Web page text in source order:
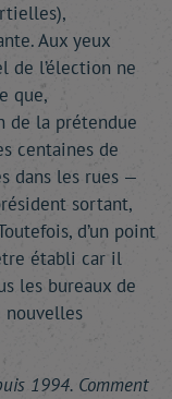
Aux yeux
de l’élection ne
que,
de la prétendue
centaines de
dans les rues —
sortant,
d’un point
établi car il
les bureaux de
nouvelles
1994. Comment